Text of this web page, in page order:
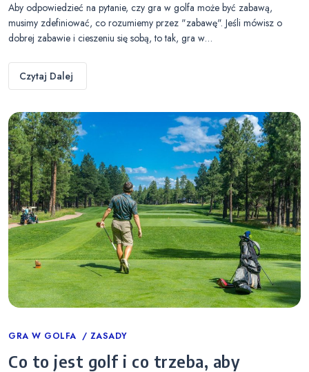
Aby odpowiedzieć na pytanie, czy gra w golfa może być zabawą,
musimy zdefiniować, co rozumiemy przez "zabawę". Jeśli mówisz o
dobrej zabawie i cieszeniu się sobą, to tak, gra w…
Czytaj Dalej
Categories
GRA W GOLFA ZASADY
Co to jest golf i co trzeba, aby